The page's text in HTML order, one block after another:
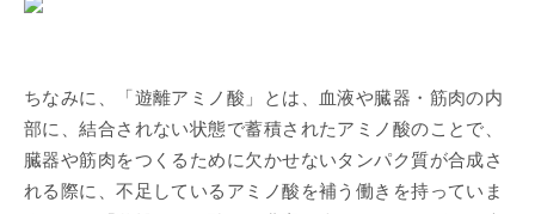
ちなみに、「遊離アミノ酸」とは、血液や臓器・筋肉の内
部に、結合されない状態で蓄積されたアミノ酸のことで、
臓器や筋肉をつくるために欠かせないタンパク質が合成さ
れる際に、不足しているアミノ酸を補う働きを持っていま